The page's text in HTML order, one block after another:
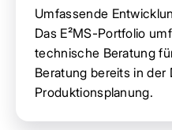
Umfassende
Das E²MS-Portfolio
technische Beratung
Beratung bereits in
Produktionsplanung.